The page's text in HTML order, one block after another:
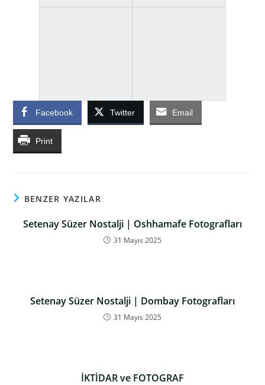
Facebook Twitter Email
Print
BENZER YAZILAR
Setenay Süzer Nostalji | Oshhamafe Fotografları
31 Mayıs 2025
Setenay Süzer Nostalji | Dombay Fotografları
31 Mayıs 2025
İKTİDAR ve FOTOGRAF